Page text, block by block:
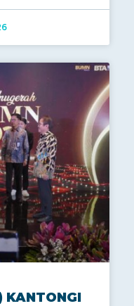
KANTONGI